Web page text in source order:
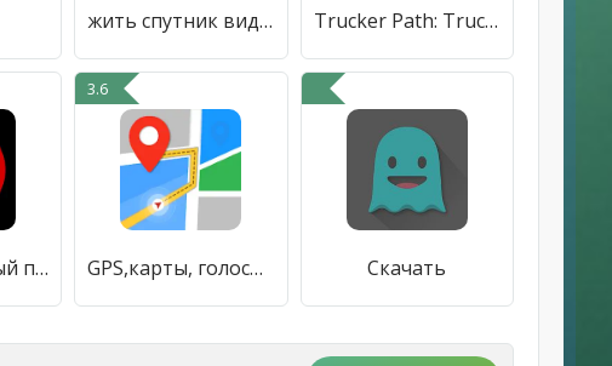
жить спутник вид, GPS карты Trucker Path: Truck GPS & Fuel
GO TO-U: Умный помощник для EV
3.6
GPS,карты, голосовая навигация Скачать